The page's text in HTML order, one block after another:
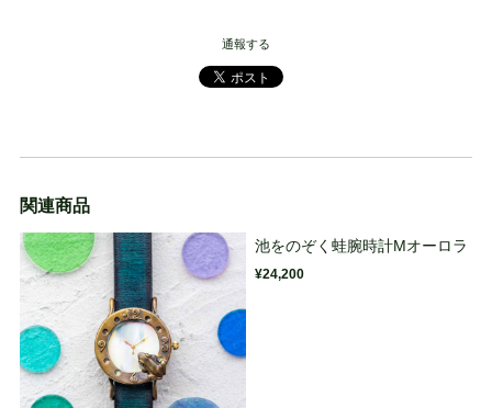
通報する
関連商品
池をのぞく蛙腕時計Mオーロラ
¥24,200